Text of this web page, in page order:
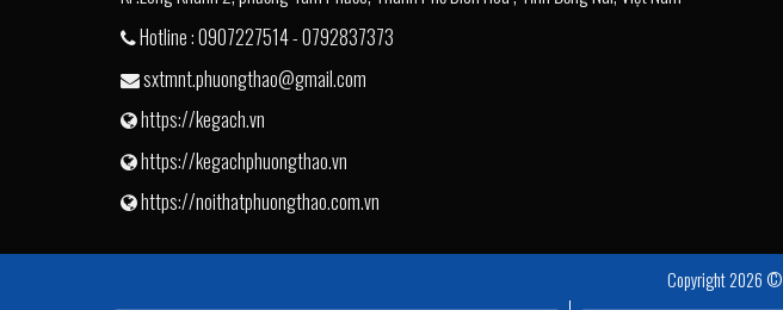
Hotline : 0907227514 - 0792837373
sxtmnt.phuongthao@gmail.com
https://kegach.vn
https://kegachphuongthao.vn
https://noithatphuongthao.com.vn
Copyright 2026 ©